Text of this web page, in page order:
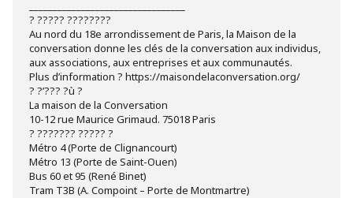
? ????? ????????
Au nord du 18e arrondissement de Paris, la Maison de la
conversation donne les clés de la conversation aux individus,
aux associations, aux entreprises et aux communautés.
Plus d’information ? https://maisondelaconversation.org/
? ?’??? ?ù ?
La maison de la Conversation
10-12 rue Maurice Grimaud. 75018 Paris
? ??????? ????? ?
Métro 4 (Porte de Clignancourt)
Métro 13 (Porte de Saint-Ouen)
Bus 60 et 95 (René Binet)
Tram T3B (A. Compoint – Porte de Montmartre)